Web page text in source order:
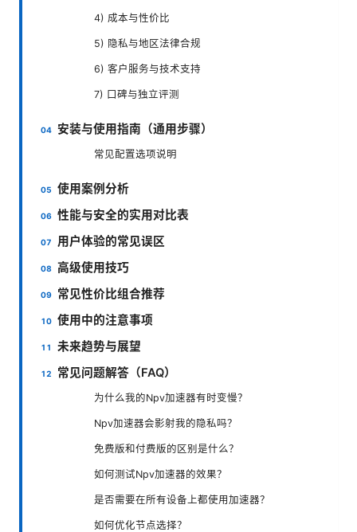
4) 成本与性价比
5) 隐私与地区法律合规
6) 客户服务与技术支持
7) 口碑与独立评测
安装与使用指南（通用步骤）
常见配置选项说明
使用案例分析
性能与安全的实用对比表
用户体验的常见误区
高级使用技巧
常见性价比组合推荐
使用中的注意事项
未来趋势与展望
常见问题解答（FAQ）
为什么我的Npv加速器有时变慢？
Npv加速器会影射我的隐私吗？
免费版和付费版的区别是什么？
如何测试Npv加速器的效果？
是否需要在所有设备上都使用加速器？
如何优化节点选择？